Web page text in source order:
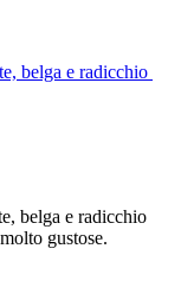
belga e radicchio
belga e radicchio
gustose.